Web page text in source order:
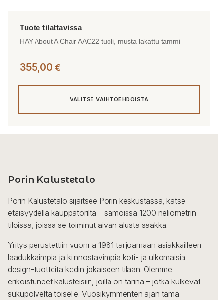
HAY About A Chair AAC22 tuoli, musta lakattu tammi
355,00 €
VALITSE VAIHTOEHDOISTA
muunnelma.
tehdä
valinnat
tuotteen
sivulla.
Porin Kalustetalo
Porin Kalustetalo sijaitsee Porin keskustassa, katse-
etäisyydellä kauppatorilta – samoissa 1200 neliömetrin
tiloissa, joissa se toiminut aivan alusta saakka.
Yritys perustettiin vuonna 1981 tarjoamaan asiakkailleen
laadukkaimpia ja kiinnostavimpia koti- ja ulkomaisia
design-tuotteita kodin jokaiseen tilaan. Olemme
erikoistuneet kalusteisiin, joilla on tarina – jotka kulkevat
sukupolvelta toiselle. Vuosikymmenten ajan tämä